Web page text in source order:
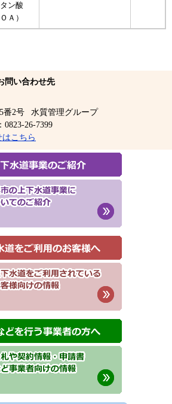
ン酸
Ａ）
問い合わせ先
番2号
水質管理グループ
0823-26-7399
はこちら